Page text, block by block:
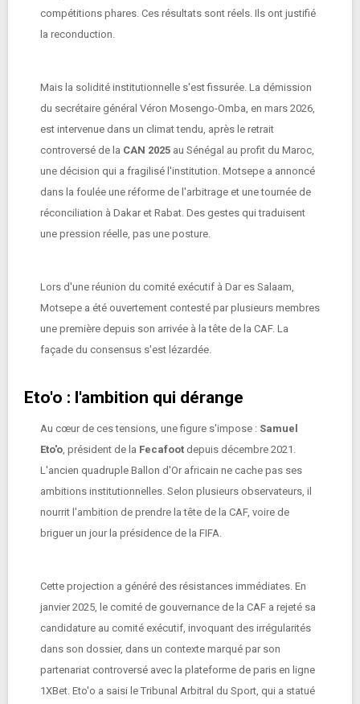
compétitions phares. Ces résultats sont réels. Ils ont justifié
la reconduction.
Mais la solidité institutionnelle s'est fissurée. La démission
du secrétaire général Véron Mosengo-Omba, en mars 2026,
est intervenue dans un climat tendu, après le retrait
controversé de la CAN 2025 au Sénégal au profit du Maroc,
une décision qui a fragilisé l'institution. Motsepe a annoncé
dans la foulée une réforme de l'arbitrage et une tournée de
réconciliation à Dakar et Rabat. Des gestes qui traduisent
une pression réelle, pas une posture.
Lors d'une réunion du comité exécutif à Dar es Salaam,
Motsepe a été ouvertement contesté par plusieurs membres
une première depuis son arrivée à la tête de la CAF. La
façade du consensus s'est lézardée.
Eto'o : l'ambition qui dérange
Au cœur de ces tensions, une figure s'impose : Samuel
Eto'o, président de la Fecafoot depuis décembre 2021.
L'ancien quadruple Ballon d'Or africain ne cache pas ses
ambitions institutionnelles. Selon plusieurs observateurs, il
nourrit l'ambition de prendre la tête de la CAF, voire de
briguer un jour la présidence de la FIFA.
Cette projection a généré des résistances immédiates. En
janvier 2025, le comité de gouvernance de la CAF a rejeté sa
candidature au comité exécutif, invoquant des irrégularités
dans son dossier, dans un contexte marqué par son
partenariat controversé avec la plateforme de paris en ligne
1XBet. Eto'o a saisi le Tribunal Arbitral du Sport, qui a statué